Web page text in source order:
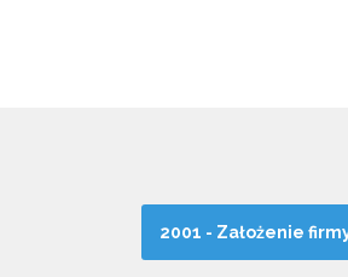
2001 - Założenie